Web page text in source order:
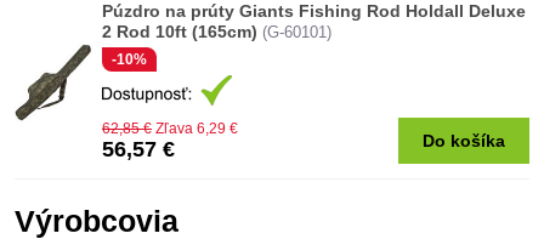
Púzdro na prúty Giants Fishing Rod Holdall Deluxe
2 Rod 10ft (165cm) (G-60101)
-10%
56,57 €
62,85 € Zľava 6,29 €
Do košíka
Výrobcovia